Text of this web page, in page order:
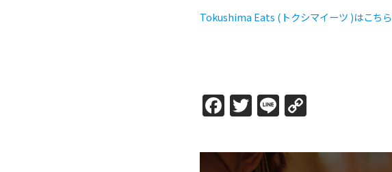
Tokushima Eats (トクシマイーツ )はこちら
Facebook
Twitter
Line